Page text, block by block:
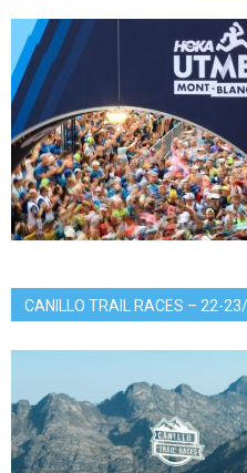
CANILLO TRAIL RACES – 22-